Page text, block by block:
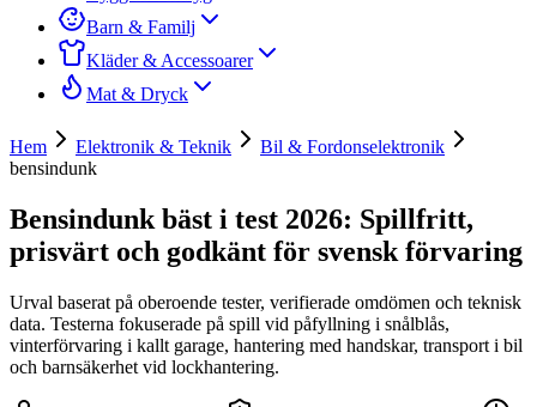
Barn & Familj
Kläder & Accessoarer
Mat & Dryck
Hem Elektronik & Teknik
Bil & Fordonselektronik
bensindunk
Bensindunk bäst i test 2026: Spillfritt,
prisvärt och godkänt för svensk förvaring
Urval baserat på oberoende tester, verifierade omdömen och teknisk
data. Testerna fokuserade på spill vid påfyllning i snålblås,
vinterförvaring i kallt garage, hantering med handskar, transport i bil
och barnsäkerhet vid lockhantering.